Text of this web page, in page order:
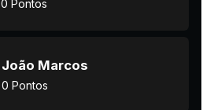
0 Pontos
João Marcos
0 Pontos